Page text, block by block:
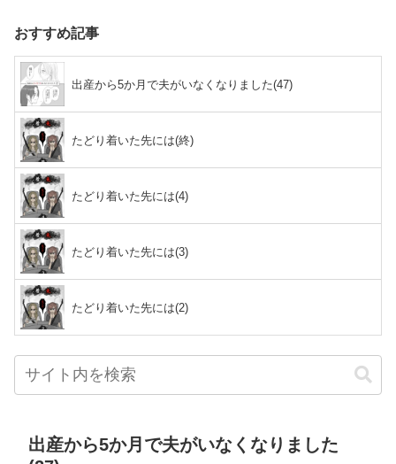
おすすめ記事
出産から5か月で夫がいなくなりました(47)
たどり着いた先には(終)
たどり着いた先には(4)
たどり着いた先には(3)
たどり着いた先には(2)
出産から5か月で夫がいなくなりました